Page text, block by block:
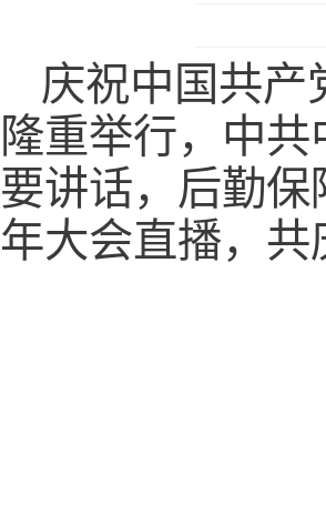
庆祝中国共产
隆重举行，中
要讲话，后勤
年大会直播，